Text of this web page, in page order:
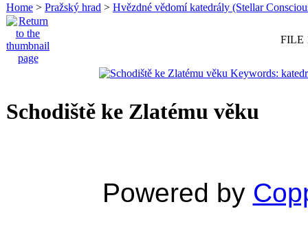
Home > Pražský hrad > Hvězdné vědomí katedrály (Stellar
FILE
Schodiště ke Zlatému věku
Powered by